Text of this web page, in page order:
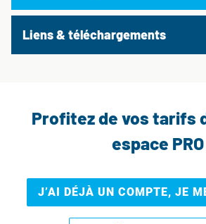
Liens & téléchargements
Profitez de vos tarifs
espace PRO
J’AI DÉJÀ UN COMPTE, JE